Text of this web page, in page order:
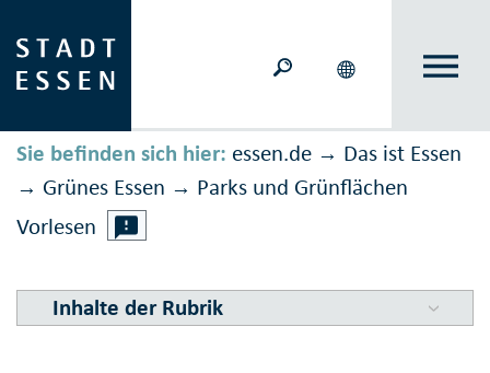
Sie befinden sich hier: essen.de → Das ist Essen
→ Grünes Essen → Parks und Grünflächen
Vorlesen
Inhalte der Rubrik